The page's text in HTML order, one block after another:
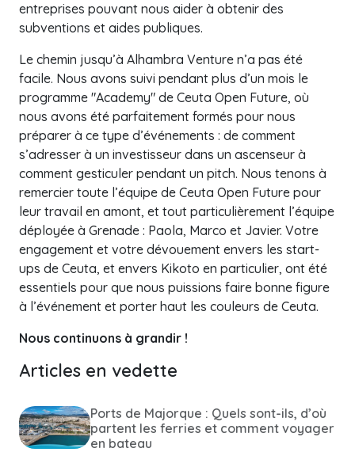
entreprises pouvant nous aider à obtenir des
subventions et aides publiques.
Le chemin jusqu’à Alhambra Venture n’a pas été
facile. Nous avons suivi pendant plus d’un mois le
programme "Academy" de Ceuta Open Future, où
nous avons été parfaitement formés pour nous
préparer à ce type d’événements : de comment
s’adresser à un investisseur dans un ascenseur à
comment gesticuler pendant un pitch. Nous tenons à
remercier toute l’équipe de Ceuta Open Future pour
leur travail en amont, et tout particulièrement l’équipe
déployée à Grenade : Paola, Marco et Javier. Votre
engagement et votre dévouement envers les start-
ups de Ceuta, et envers Kikoto en particulier, ont été
essentiels pour que nous puissions faire bonne figure
à l’événement et porter haut les couleurs de Ceuta.
Nous continuons à grandir !
Articles en vedette
Ports de Majorque : Quels sont-ils, d’où
partent les ferries et comment voyager
en bateau